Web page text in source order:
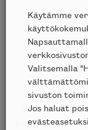
Etkö
Tiesithän,
kaikkien
Käytämme
Valitsemalla
sivuston
Jos haluat